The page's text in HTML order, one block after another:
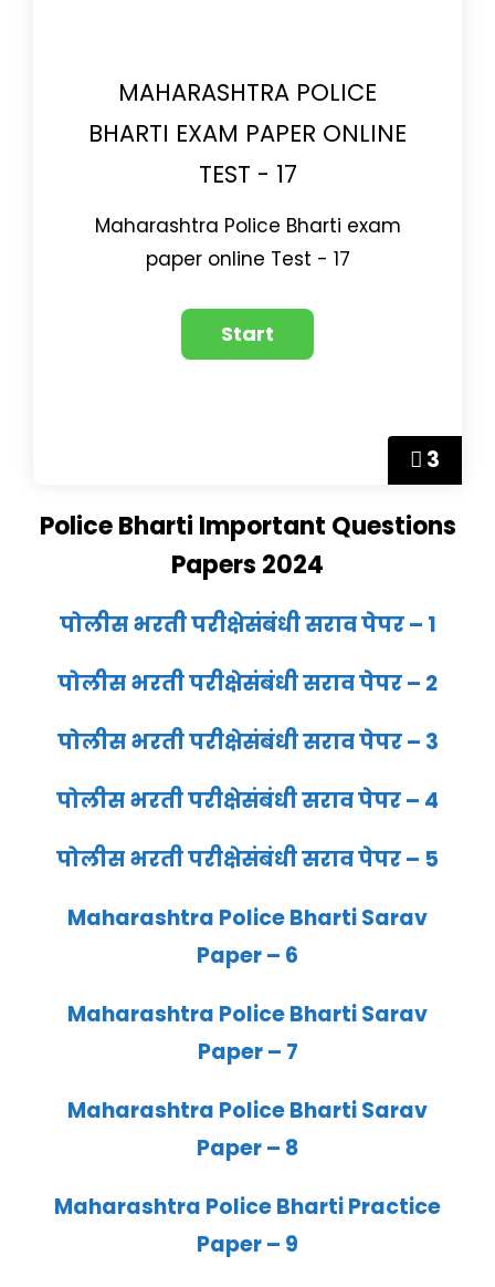
3
MAHARASHTRA POLICE
BHARTI EXAM PAPER ONLINE
TEST - 17
Maharashtra Police Bharti exam
paper online Test - 17
Police Bharti Important Questions
Papers 2024
पोलीस भरती परीक्षेसंबंधी सराव पेपर – 1
पोलीस भरती परीक्षेसंबंधी सराव पेपर – 2
पोलीस भरती परीक्षेसंबंधी सराव पेपर – 3
पोलीस भरती परीक्षेसंबंधी सराव पेपर – 4
पोलीस भरती परीक्षेसंबंधी सराव पेपर – 5
Maharashtra Police Bharti Sarav
Paper – 6
Maharashtra Police Bharti Sarav
Paper – 7
Maharashtra Police Bharti Sarav
Paper – 8
Maharashtra Police Bharti Practice
Paper – 9